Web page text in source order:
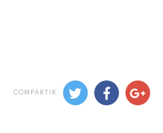
COMPARTIR